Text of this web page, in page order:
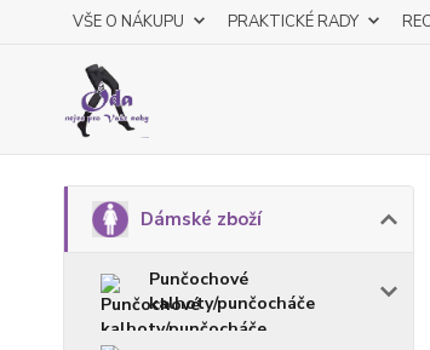
VŠE O NÁKUPU PRAKTICKÉ RADY
Dámské zboží
Punčochové
kalhoty/punčocháče